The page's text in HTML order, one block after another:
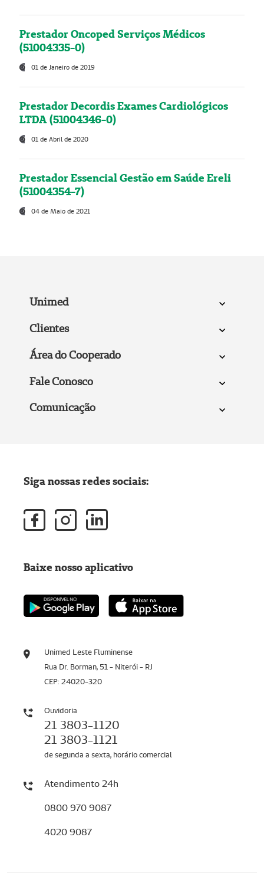
Prestador Oncoped Serviços Médicos
(51004335-0)
01 de Janeiro de 2019
Prestador Decordis Exames Cardiológicos
LTDA (51004346-0)
01 de Abril de 2020
Prestador Essencial Gestão em Saúde Ereli
(51004354-7)
04 de Maio de 2021
Unimed
Clientes
Área do Cooperado
Fale Conosco
Comunicação
Unimed Leste Fluminense
Rua Dr. Borman, 51 - Niterói - RJ
CEP: 24020-320
Ouvidoria
21 3803-1120
21 3803-1121
de segunda a sexta, horário comercial
Atendimento 24h
0800 970 9087
4020 9087
Siga nossas redes sociais:
Baixe nosso aplicativo